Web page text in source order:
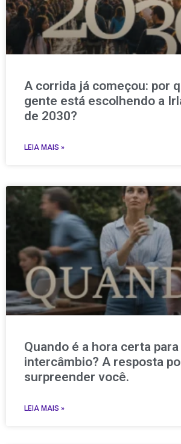
A corrida já começou: por
gente está escolhendo a
de 2030?
LEIA MAIS »
Quando é a hora certa
intercâmbio? A resposta
surpreender você.
LEIA MAIS »